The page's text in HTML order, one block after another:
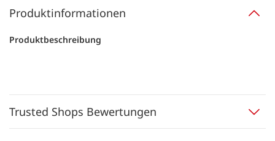
Produktinformationen
Produktbeschreibung
Trusted Shops Bewertungen